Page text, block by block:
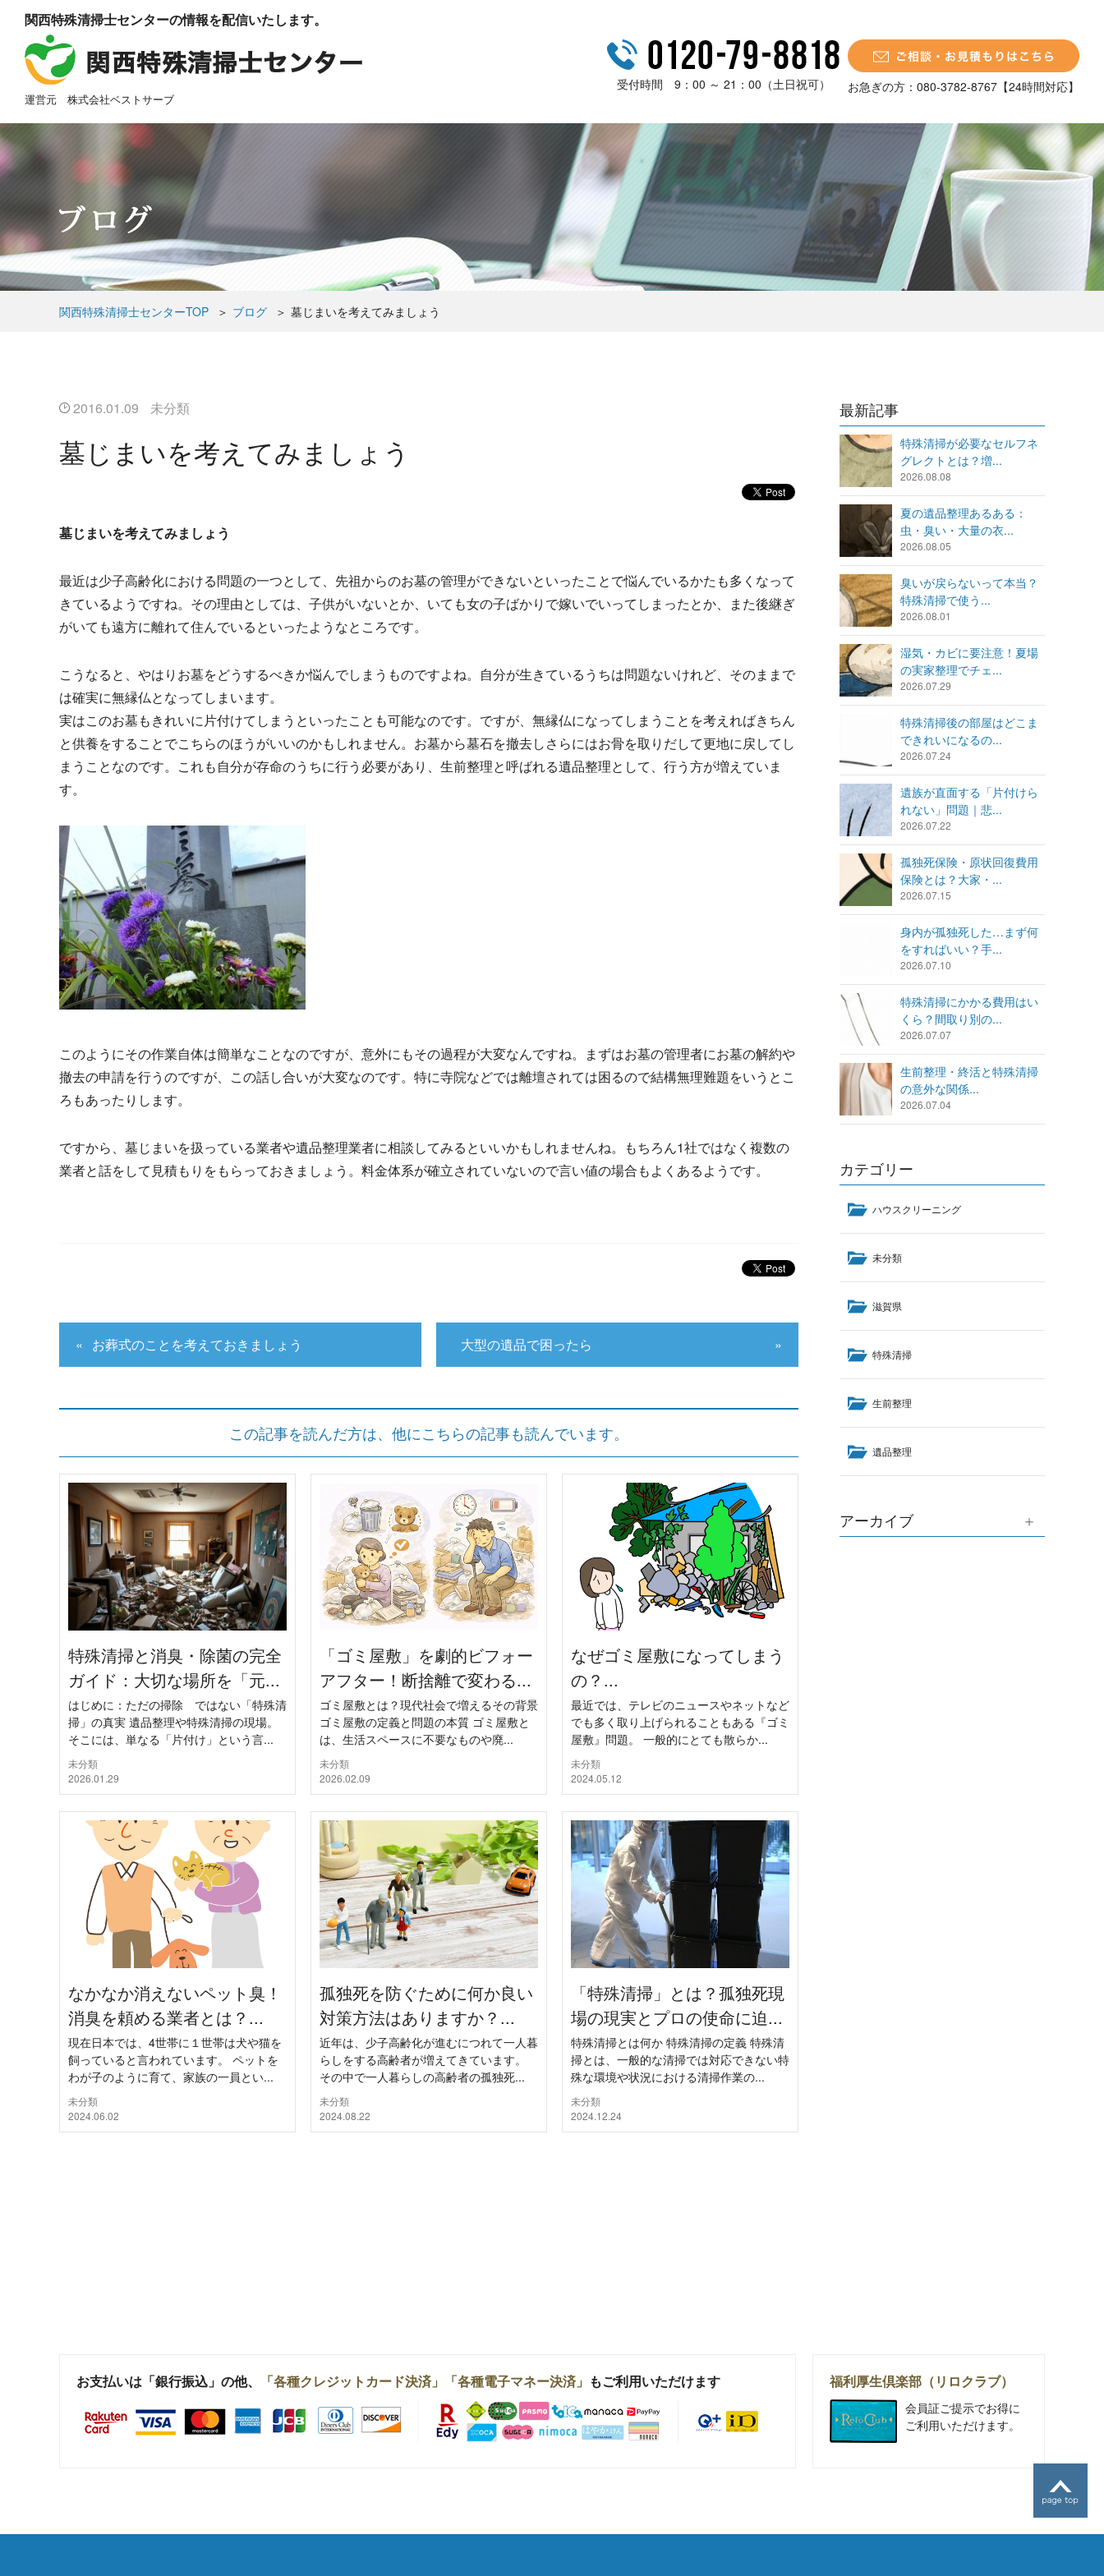
関西特殊清掃士センターの情報を配信いたします。
運営元 株式会社ベストサーブ
受付時間 9：00 ～ 21：00（土日祝可） お急ぎの方：080-3782-8767【24時間対応】
関西特殊清掃士センターTOP ＞ ブログ ＞ 墓じまいを考えてみましょう
2016.01.09 未分類
墓じまいを考えてみましょう
墓じまいを考えてみましょう
最近は少子高齢化における問題の一つとして、先祖からのお墓の管理ができないといったことで悩んでいるかたも多くなって
きているようですね。その理由としては、子供がいないとか、いても女の子ばかりで嫁いでいってしまったとか、また後継ぎ
がいても遠方に離れて住んでいるといったようなところです。
こうなると、やはりお墓をどうするべきか悩んでしまうものですよね。自分が生きているうちは問題ないけれど、そのままで
は確実に無縁仏となってしまいます。
実はこのお墓もきれいに片付けてしまうといったことも可能なのです。ですが、無縁仏になってしまうことを考えればきちん
と供養をすることでこちらのほうがいいのかもしれません。お墓から墓石を撤去しさらにはお骨を取りだして更地に戻してし
まうことなのです。これも自分が存命のうちに行う必要があり、生前整理と呼ばれる遺品整理として、行う方が増えていま
す。
このようにその作業自体は簡単なことなのですが、意外にもその過程が大変なんですね。まずはお墓の管理者にお墓の解約や
撤去の申請を行うのですが、この話し合いが大変なのです。特に寺院などでは離壇されては困るので結構無理難題をいうとこ
ろもあったりします。
ですから、墓じまいを扱っている業者や遺品整理業者に相談してみるといいかもしれませんね。もちろん1社ではなく複数の
業者と話をして見積もりをもらっておきましょう。料金体系が確立されていないので言い値の場合もよくあるようです。
お葬式のことを考えておきましょう 大型の遺品で困ったら
この記事を読んだ方は、他にこちらの記事も読んでいます。
特殊清掃と消臭・除菌の完全
ガイド：大切な場所を「元...
はじめに：ただの掃除 ではない「特殊清
掃」の真実 遺品整理や特殊清掃の現場。
そこには、単なる「片付け」という言...
未分類
2026.01.29
「ゴミ屋敷」を劇的ビフォー
アフター！断捨離で変わる...
ゴミ屋敷とは？現代社会で増えるその背景
ゴミ屋敷の定義と問題の本質 ゴミ屋敷と
は、生活スペースに不要なものや廃...
未分類
2026.02.09
なぜゴミ屋敷になってしまう
の？...
最近では、テレビのニュースやネットなど
でも多く取り上げられることもある『ゴミ
屋敷』問題。 一般的にとても散らか...
未分類
2024.05.12
なかなか消えないペット臭！
消臭を頼める業者とは？...
現在日本では、4世帯に１世帯は犬や猫を
飼っていると言われています。 ペットを
わが子のように育て、家族の一員とい...
未分類
2024.06.02
孤独死を防ぐために何か良い
対策方法はありますか？...
近年は、少子高齢化が進むにつれて一人暮
らしをする高齢者が増えてきています。
その中で一人暮らしの高齢者の孤独死...
未分類
2024.08.22
「特殊清掃」とは？孤独死現
場の現実とプロの使命に迫...
特殊清掃とは何か 特殊清掃の定義 特殊清
掃とは、一般的な清掃では対応できない特
殊な環境や状況における清掃作業の...
未分類
2024.12.24
最新記事
特殊清掃が必要なセルフネ
グレクトとは？増...
2026.08.08
夏の遺品整理あるある：
虫・臭い・大量の衣...
2026.08.05
臭いが戻らないって本当？
特殊清掃で使う...
2026.08.01
湿気・カビに要注意！夏場
の実家整理でチェ...
2026.07.29
特殊清掃後の部屋はどこま
できれいになるの...
2026.07.24
遺族が直面する「片付けら
れない」問題｜悲...
2026.07.22
孤独死保険・原状回復費用
保険とは？大家・...
2026.07.15
身内が孤独死した…まず何
をすればいい？手...
2026.07.10
特殊清掃にかかる費用はい
くら？間取り別の...
2026.07.07
生前整理・終活と特殊清掃
の意外な関係...
2026.07.04
カテゴリー
ハウスクリーニング
未分類
滋賀県
特殊清掃
生前整理
遺品整理
アーカイブ
お支払いは「銀行振込」の他、 「各種クレジットカード決済」「各種電子マネー決済」 もご利用いただけます 福利厚生倶楽部（リロクラブ）
会員証ご提示でお得に
ご利用いただけます。